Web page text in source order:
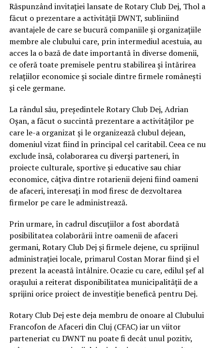
Răspunzând invitaţiei lansate de Rotary Club Dej, Thol a
făcut o prezentare a activităţii DWNT, subliniind
avantajele de care se bucură companiile şi organizaţiile
membre ale clubului care, prin intermediul acestuia, au
acces la o bază de date importantă în diverse domenii,
ce oferă toate premisele pentru stabilirea şi întărirea
relațiilor economice și sociale dintre firmele româneşti
şi cele germane.
La rândul său, preşedintele Rotary Club Dej, Adrian
Oşan, a făcut o succintă prezentare a activităţilor pe
care le-a organizat şi le organizează clubul dejean,
domeniul vizat fiind în principal cel caritabil. Ceea ce nu
exclude însă, colaborarea cu diverşi parteneri, în
proiecte culturale, sportive şi educative sau chiar
economice, câţiva dintre rotarienii dejeni fiind oameni
de afaceri, interesaţi în mod firesc de dezvoltarea
firmelor pe care le administrează.
Prin urmare, în cadrul discuţiilor a fost abordată
posibilitatea colaborării între oamenii de afaceri
germani, Rotary Club Dej şi firmele dejene, cu sprijinul
administraţiei locale, primarul Costan Morar fiind şi el
prezent la această întâlnire. Ocazie cu care, edilul şef al
oraşului a reiterat disponibilitatea municipalităţii de a
sprijini orice proiect de investiţie benefică pentru Dej.
Rotary Club Dej este deja membru de onoare al Clubului
Francofon de Afaceri din Cluj (CFAC) iar un viitor
parteneriat cu DWNT nu poate fi decât unul pozitiv,